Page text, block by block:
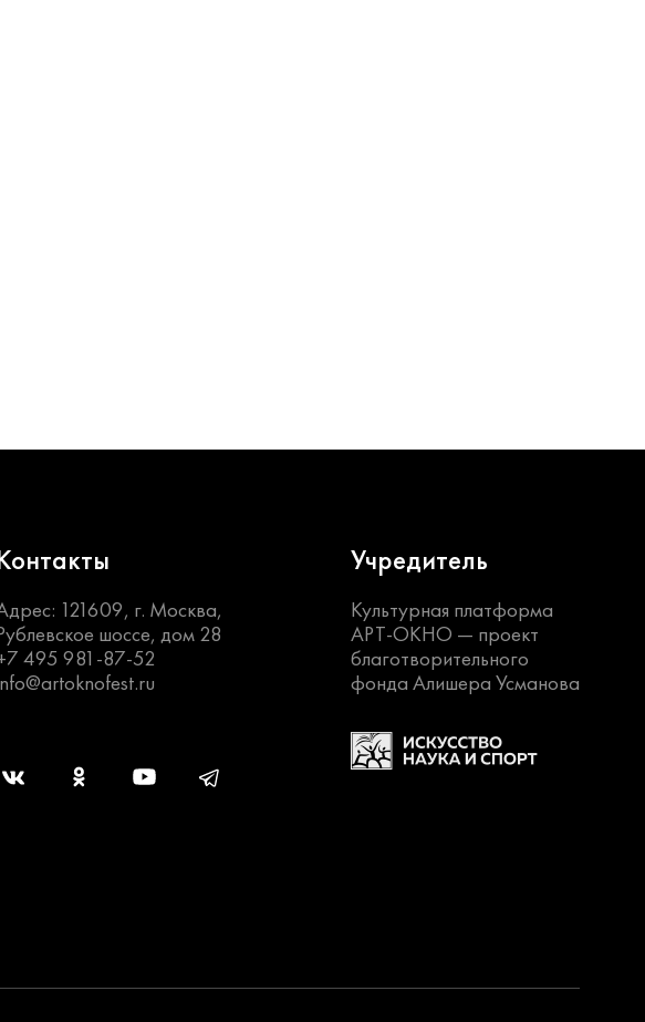
121609, г. Москва,
шоссе, дом 28
495 981-87-52
Учредитель
Культурная платформа
АРТ-ОКНО — проект
благотворительного
фонда Алишера Усманова